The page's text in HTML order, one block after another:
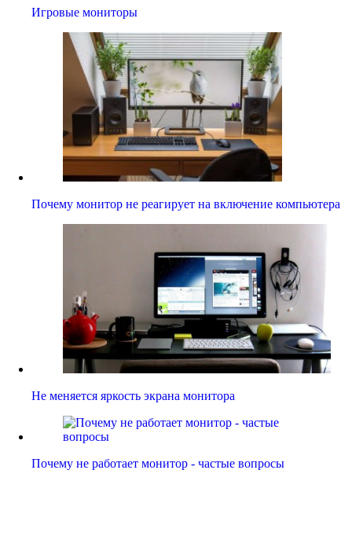
Игровые мониторы
Почему монитор не реагирует на включение компьютера
Не меняется яркость экрана монитора
Почему не работает монитор - частые вопросы